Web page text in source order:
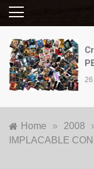
26
Home » 2008
IMPLACABLE